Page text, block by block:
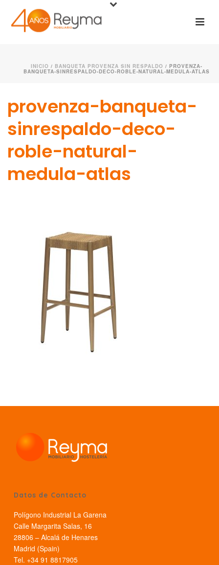
INICIO / BANQUETA PROVENZA SIN RESPALDO / PROVENZA-
BANQUETA-SINRESPALDO-DECO-ROBLE-NATURAL-MEDULA-ATLAS
provenza-banqueta-
sinrespaldo-deco-
roble-natural-
medula-atlas
Datos de Contacto
Polígono Industrial La Garena
Calle Margarita Salas, 16
28806 – Alcalá de Henares
Madrid (Spain)
Tel. +34 91 8817905